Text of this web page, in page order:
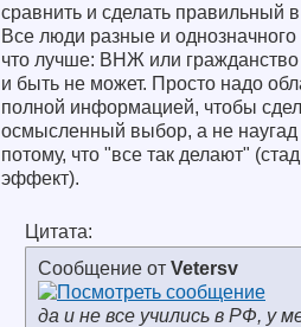
сравнить и сделать правильный
Все люди разные и однозначного
что лучше: ВНЖ или
и быть не может. Просто надо
полной информацией, чтобы
осмысленный выбор, а не наугад
потому, что "все так делают"
эффект).
Цитата:
Сообщение от Vetersv
да и не все учились в РФ, у